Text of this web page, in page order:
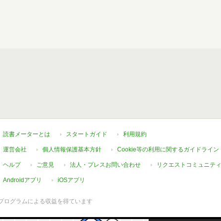
読書メーターとは スタートガイド 利用規約
運営会社 個人情報保護基本方針 Cookie等の利用に関するガイドライン
ヘルプ ご意見 法人・プレスお問い合わせ リクエストコミュニティ
Androidアプリ iOSアプリ
グラムによる収益を得ています